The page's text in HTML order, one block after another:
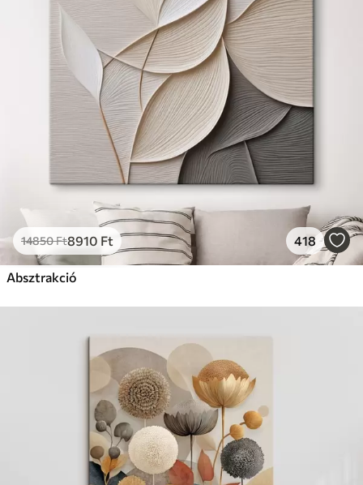
14850Ft8910 Ft 418
Absztrakció